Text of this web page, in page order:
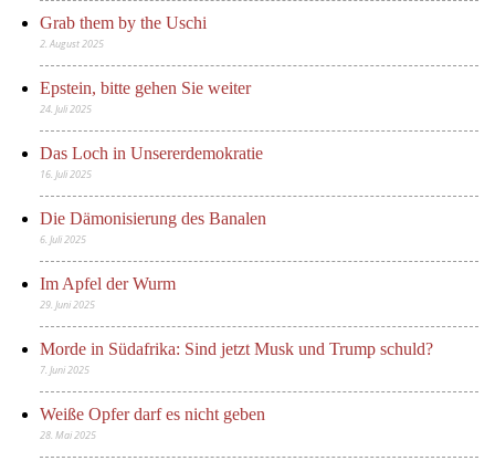
Grab them by the Uschi
2. August 2025
Epstein, bitte gehen Sie weiter
24. Juli 2025
Das Loch in Unsererdemokratie
16. Juli 2025
Die Dämonisierung des Banalen
6. Juli 2025
Im Apfel der Wurm
29. Juni 2025
Morde in Südafrika: Sind jetzt Musk und Trump schuld?
7. Juni 2025
Weiße Opfer darf es nicht geben
28. Mai 2025